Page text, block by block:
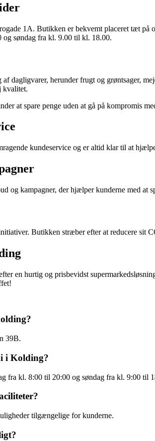
1A. Butikken er bekvemt placeret tæt
søndag fra kl. 9.00 til kl. 18.00.
dagligvarer, herunder frugt og grøntsager,
kvalitet.
at spare penge uden at gå på kompromis
kundeservice og er altid klar til at
og kampagner, der hjælper kunderne med at
Butikken stræber efter at reducere sit
en hurtig og prisbevidst
39B.
i Kolding?
fra kl. 8:00 til 20:00 og søndag fra kl. 9:00 til
tilgængelige for kunderne.